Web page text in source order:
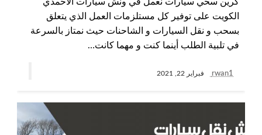
الكويت على توفير كل مستلزمات العمل الذي يتعلق
بسحب و نقل السيارات و الشاحنات حيث نمتاز بالسرعة
في تلبية الطلب أينما كنت و مهما كانت…
rwan1 فبراير 22, 2021